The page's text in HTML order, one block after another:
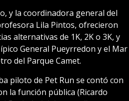
y la coordinadora general del
Lila Pintos, ofrecieron
alternativas de 1K, 2K o 3K, y
General Pueyrredon y el Mar
del Parque Camet.
piloto de Pet Run se contó con
la función pública (Ricardo